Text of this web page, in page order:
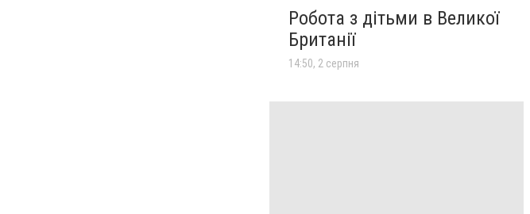
Робота з дітьми в Великої
Британії
14:50, 2 серпня